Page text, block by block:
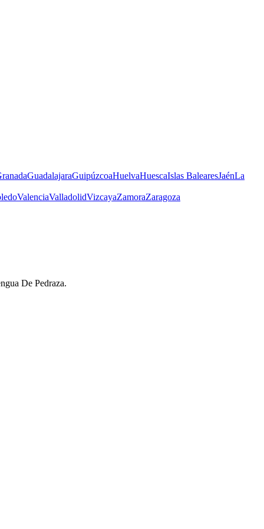
GuadalajaraGuipúzcoaHuelvaHuescaIslas BalearesJaénLa
ValenciaValladolidVizcayaZamoraZaragoza
De Pedraza.